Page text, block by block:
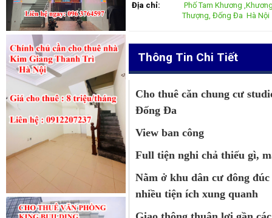
Địa chỉ:
Phố Tam Khương
Thượng, Đống Đa Hà Nội
Thông Tin Chi Tiết
Cho thuê căn chung cư
Đống Đa
View ban công
Full tiện nghi chả thiếu gì,
Nằm ở khu dân cư đông
nhiều tiện ích xung quanh